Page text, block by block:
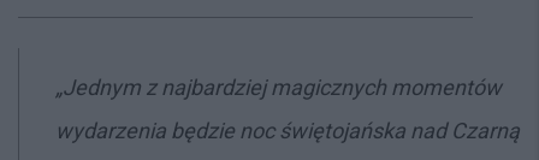
„Jednym z najbardziej magicznych momentów
wydarzenia będzie noc świętojańska nad Czarną